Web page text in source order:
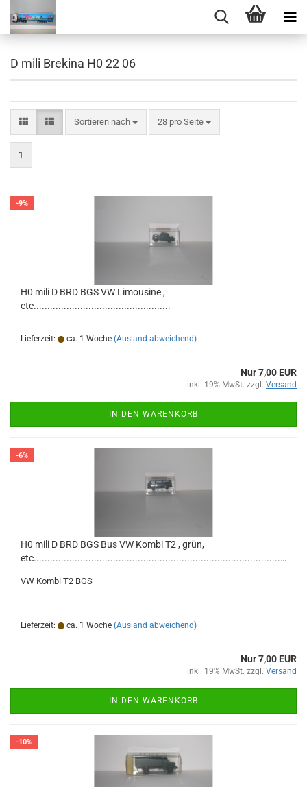
D mili Brekina H0 22 06
Sortieren nach
Sortieren nach 28 pro Seite
pro Seite
1
-9%
H0 mili D BRD BGS VW Limousine ,
etc..................................................
Lieferzeit: ca. 1 Woche (Ausland abweichend)
Nur 7,00 EUR
inkl. 19% MwSt. zzgl. Versand
IN DEN WARENKORB
-6%
H0 mili D BRD BGS Bus VW Kombi T2 , grün,
etc.......................................................................................................
VW Kombi T2 BGS
Lieferzeit: ca. 1 Woche (Ausland abweichend)
Nur 7,00 EUR
inkl. 19% MwSt. zzgl. Versand
IN DEN WARENKORB
-10%